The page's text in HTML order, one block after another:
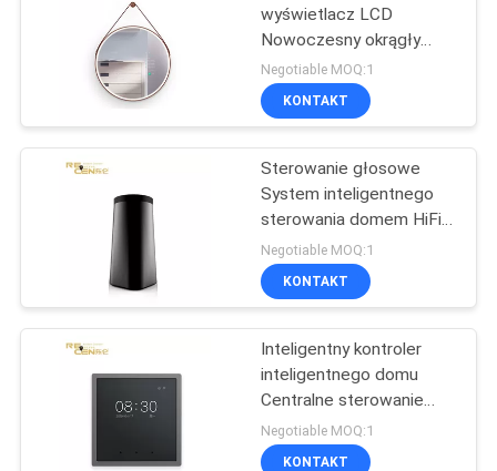
POPROSIĆ
WYCENĘSystem
antykolizyjny
żurawia wieżowego
System
monitorowania
wideo
13
wyświetlacz LCD
Nowoczesny okrągły
uchwyt ścienny Digital
Signage Nano Glass
Negotiable MOQ:1
KONTAKT
Sterowanie głosowe
System inteligentnego
sterowania domem HiFi
Bezprzewodowy
inteligentny głośnik AI
WiFi
Negotiable MOQ:1
KONTAKT
Inteligentny kontroler
inteligentnego domu
Centralne sterowanie
Czuły Touchpad PC
Materiał
Negotiable MOQ:1
KONTAKT